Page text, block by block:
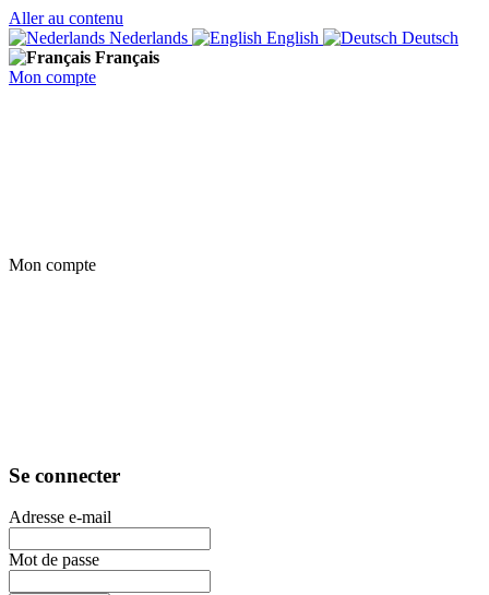
Aller au contenu
Nederlands
English
Deutsch
Français
Mon compte
Mon compte
Se connecter
Adresse e-mail
Mot de passe